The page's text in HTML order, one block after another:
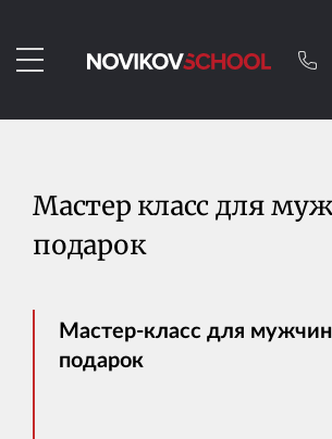
Мастер класс для
подарок
Мастер-класс для
подарок